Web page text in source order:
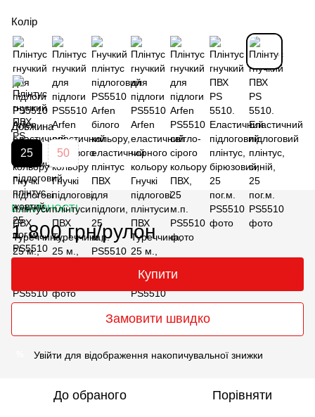
Колір
Довжина
25 50
В НАЯВНОСТІ
1 800 грн/рулон
Купити
Замовити швидко
Увійти для відображення накопичувальної знижки
До обраного Порівняти